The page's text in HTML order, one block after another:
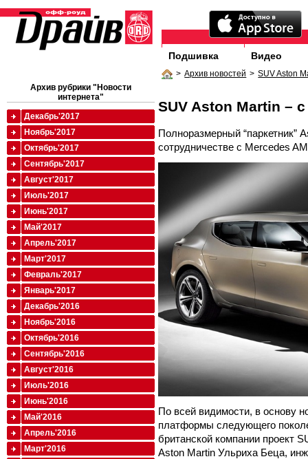
Подшивка Видео
> Архив новостей > SUV Aston
SUV Aston Martin –
Полноразмерный “паркетник”
сотрудничестве с Mercedes
По всей видимости, в основу
платформы следующего
британской компании проект
Aston Martin Ульриха Беца,
Архив рубрики "Новости
интернета"
Декабрь'2017
Ноябрь'2017
Октябрь'2017
Сентябрь'2017
Август'2017
Июль'2017
Июнь'2017
Май'2017
Апрель'2017
Март'2017
Февраль'2017
Январь'2017
Декабрь'2016
Ноябрь'2016
Октябрь'2016
Сентябрь'2016
Август'2016
Июль'2016
Июнь'2016
Май'2016
Апрель'2016
Март'2016